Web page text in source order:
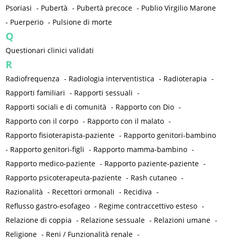
Psoriasi - Pubertà - Pubertà precoce - Publio Virgilio Marone
- Puerperio - Pulsione di morte
Q
Questionari clinici validati
R
Radiofrequenza - Radiologia interventistica - Radioterapia -
Rapporti familiari - Rapporti sessuali -
Rapporti sociali e di comunità - Rapporto con Dio -
Rapporto con il corpo - Rapporto con il malato -
Rapporto fisioterapista-paziente - Rapporto genitori-bambino
- Rapporto genitori-figli - Rapporto mamma-bambino -
Rapporto medico-paziente - Rapporto paziente-paziente -
Rapporto psicoterapeuta-paziente - Rash cutaneo -
Razionalità - Recettori ormonali - Recidiva -
Reflusso gastro-esofageo - Regime contraccettivo esteso -
Relazione di coppia - Relazione sessuale - Relazioni umane -
Religione - Reni / Funzionalità renale -